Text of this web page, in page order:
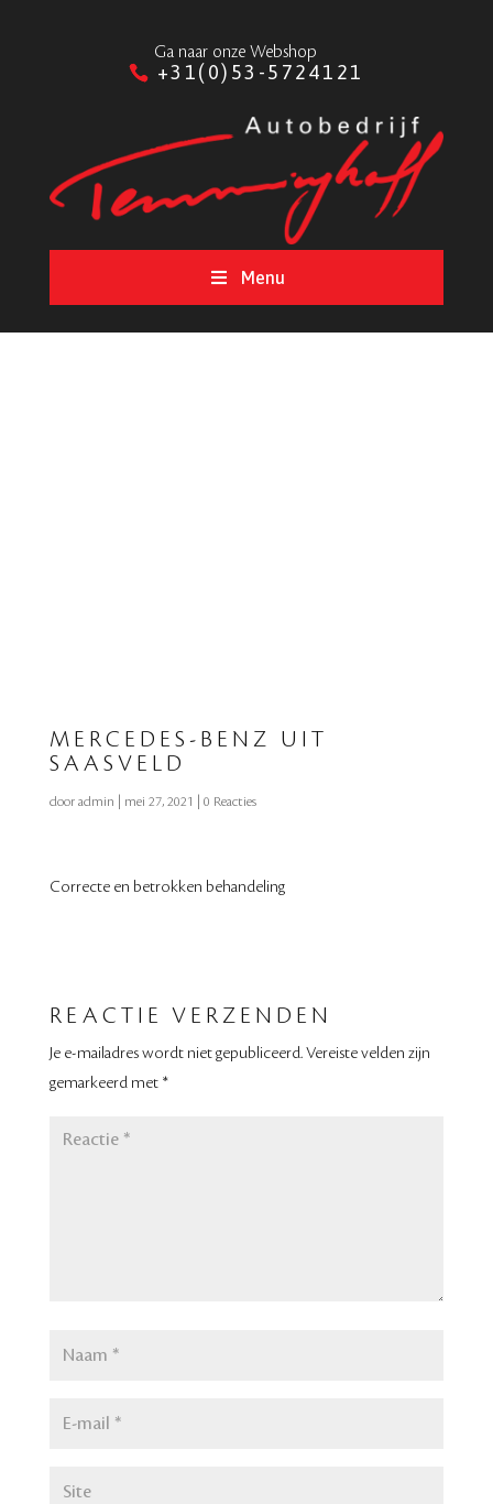
Ga naar onze Webshop
+31(0)53-5724121
Menu
MERCEDES-BENZ UIT
SAASVELD
door admin mei 27, 2021 0 Reacties
Correcte en betrokken behandeling
REACTIE VERZENDEN
Je e-mailadres wordt niet gepubliceerd. Vereiste velden zijn
gemarkeerd met *